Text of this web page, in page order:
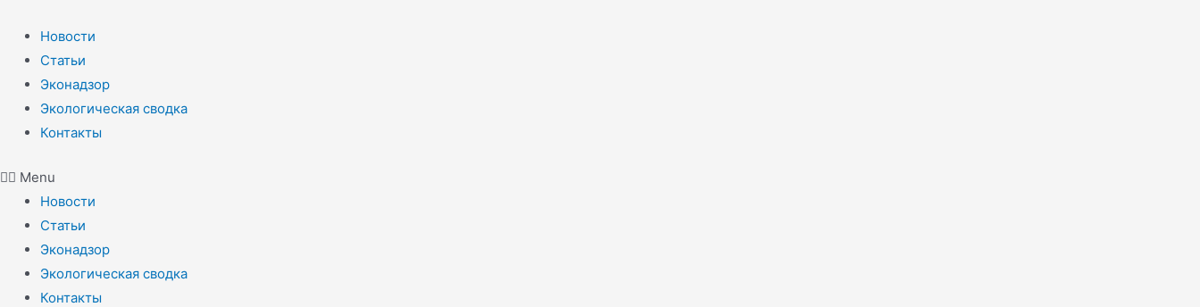
содержимому
Новости
Статьи
Эконадзор
Экологическая сводка
Контакты
Menu
Новости
Статьи
Эконадзор
Экологическая сводка
Контакты